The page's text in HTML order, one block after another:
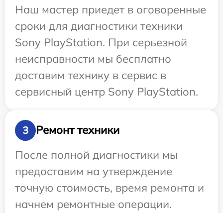
Наш мастер приедет в оговоренные
сроки для диагностики техники
Sony PlayStation. При серьезной
неисправности мы бесплатно
доставим технику в сервис в
сервисный центр Sony PlayStation.
3
Ремонт техники
После полной диагностики мы
предоставим на утверждение
точную стоимость, время ремонта и
начнем ремонтные операции.